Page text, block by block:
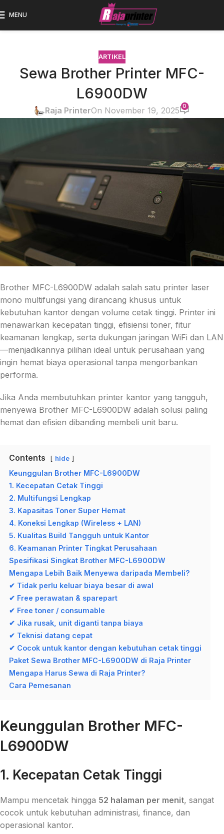
MENU
ARTIKEL
Sewa Brother Printer MFC-
L6900DW
Raja PrinterOn November 19, 2025 0
Brother MFC-L6900DW adalah salah satu printer laser
mono multifungsi yang dirancang khusus untuk
kebutuhan kantor dengan volume cetak tinggi. Printer ini
menawarkan kecepatan tinggi, efisiensi toner, fitur
keamanan lengkap, serta dukungan jaringan WiFi dan LAN
—menjadikannya pilihan ideal untuk perusahaan yang
ingin hemat biaya operasional tanpa mengorbankan
performa.
Jika Anda membutuhkan printer kantor yang tangguh,
menyewa Brother MFC-L6900DW adalah solusi paling
hemat dan efisien dibanding membeli unit baru.
Contents hide
Keunggulan Brother MFC-L6900DW
1. Kecepatan Cetak Tinggi
2. Multifungsi Lengkap
3. Kapasitas Toner Super Hemat
4. Koneksi Lengkap (Wireless + LAN)
5. Kualitas Build Tangguh untuk Kantor
6. Keamanan Printer Tingkat Perusahaan
Spesifikasi Singkat Brother MFC-L6900DW
Mengapa Lebih Baik Menyewa daripada Membeli?
✔ Tidak perlu keluar biaya besar di awal
✔ Free perawatan & sparepart
✔ Free toner / consumable
✔ Jika rusak, unit diganti tanpa biaya
✔ Teknisi datang cepat
✔ Cocok untuk kantor dengan kebutuhan cetak tinggi
Paket Sewa Brother MFC-L6900DW di Raja Printer
Mengapa Harus Sewa di Raja Printer?
Cara Pemesanan
Keunggulan Brother MFC-
L6900DW
1. Kecepatan Cetak Tinggi
Mampu mencetak hingga 52 halaman per menit, sangat
cocok untuk kebutuhan administrasi, finance, dan
operasional kantor.